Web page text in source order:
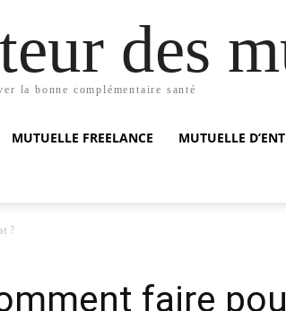
des
la bonne complémentaire santé
MUTUELLE FREELANCE MUTUELLE
?
faire